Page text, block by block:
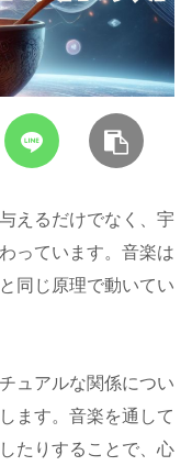
えるだけでなく、宇
っています。音楽は
同じ原理で動いてい
ュアルな関係につい
ます。音楽を通して
たりすることで、心